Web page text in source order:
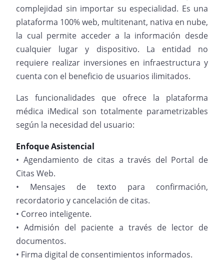
complejidad sin importar su especialidad. Es una
plataforma 100% web, multitenant, nativa en nube,
la cual permite acceder a la información desde
cualquier lugar y dispositivo. La entidad no
requiere realizar inversiones en infraestructura y
cuenta con el beneficio de usuarios ilimitados.
Las funcionalidades que ofrece la plataforma
médica iMedical son totalmente parametrizables
según la necesidad del usuario:
Enfoque Asistencial
• Agendamiento de citas a través del Portal de
Citas Web.
• Mensajes de texto para confirmación,
recordatorio y cancelación de citas.
• Correo inteligente.
• Admisión del paciente a través de lector de
documentos.
• Firma digital de consentimientos informados.